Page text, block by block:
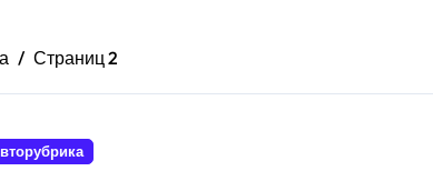
Страниц 2